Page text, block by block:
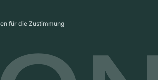
für die Zustimmung